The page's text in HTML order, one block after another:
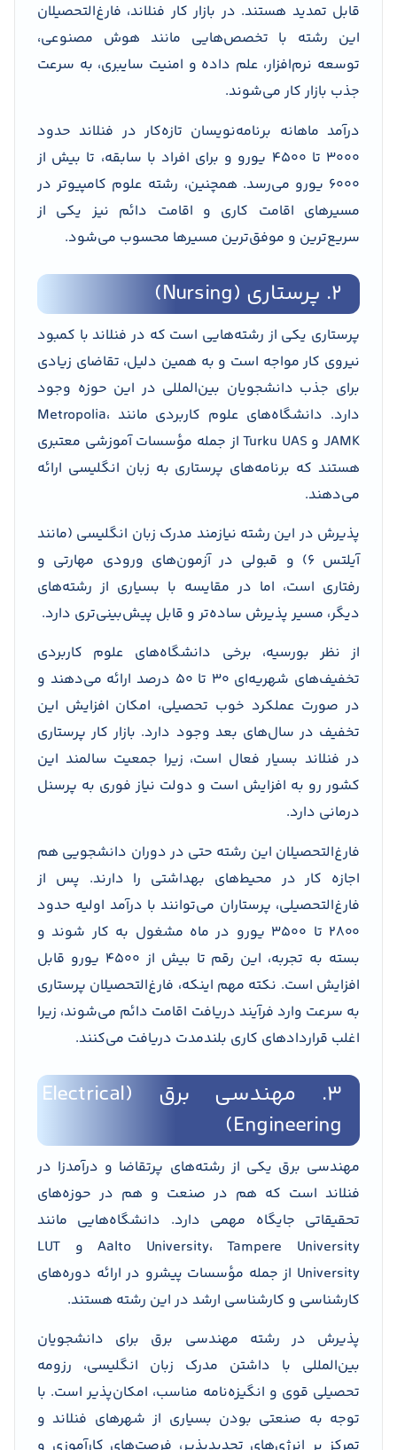
قابل تمدید هستند. در بازار کار فنلاند، فارغ‌التحصیلان
این رشته با تخصص‌هایی مانند هوش مصنوعی،
توسعه نرم‌افزار، علم داده و امنیت سایبری، به سرعت
جذب بازار کار می‌شوند.
درآمد ماهانه برنامه‌نویسان تازه‌کار در فنلاند حدود
۳۰۰۰ تا ۴۵۰۰ یورو و برای افراد با سابقه، تا بیش از
۶۰۰۰ یورو می‌رسد. همچنین، رشته علوم کامپیوتر در
مسیرهای اقامت کاری و اقامت دائم نیز یکی از
سریع‌ترین و موفق‌ترین مسیرها محسوب می‌شود.
2. پرستاری (Nursing)
پرستاری یکی از رشته‌هایی است که در فنلاند با کمبود
نیروی کار مواجه است و به همین دلیل، تقاضای زیادی
برای جذب دانشجویان بین‌المللی در این حوزه وجود
دارد. دانشگاه‌های علوم کاربردی مانند Metropolia،
JAMK و Turku UAS از جمله مؤسسات آموزشی معتبری
هستند که برنامه‌های پرستاری به زبان انگلیسی ارائه
می‌دهند.
پذیرش در این رشته نیازمند مدرک زبان انگلیسی (مانند
آیلتس ۶) و قبولی در آزمون‌های ورودی مهارتی و
رفتاری است، اما در مقایسه با بسیاری از رشته‌های
دیگر، مسیر پذیرش ساده‌تر و قابل پیش‌بینی‌تری دارد.
از نظر بورسیه، برخی دانشگاه‌های علوم کاربردی
تخفیف‌های شهریه‌ای ۳۰ تا ۵۰ درصد ارائه می‌دهند و
در صورت عملکرد خوب تحصیلی، امکان افزایش این
تخفیف در سال‌های بعد وجود دارد. بازار کار پرستاری
در فنلاند بسیار فعال است، زیرا جمعیت سالمند این
کشور رو به افزایش است و دولت نیاز فوری به پرسنل
درمانی دارد.
فارغ‌التحصیلان این رشته حتی در دوران دانشجویی هم
اجازه کار در محیط‌های بهداشتی را دارند. پس از
فارغ‌التحصیلی، پرستاران می‌توانند با درآمد اولیه حدود
۲۸۰۰ تا ۳۵۰۰ یورو در ماه مشغول به کار شوند و
بسته به تجربه، این رقم تا بیش از ۴۵۰۰ یورو قابل
افزایش است. نکته مهم اینکه، فارغ‌التحصیلان پرستاری
به سرعت وارد فرآیند دریافت اقامت دائم می‌شوند، زیرا
اغلب قراردادهای کاری بلندمدت دریافت می‌کنند.
3. مهندسی برق (Electrical
Engineering)
مهندسی برق یکی از رشته‌های پرتقاضا و درآمدزا در
فنلاند است که هم در صنعت و هم در حوزه‌های
تحقیقاتی جایگاه مهمی دارد. دانشگاه‌هایی مانند
Aalto University، Tampere University و LUT
University از جمله مؤسسات پیشرو در ارائه دوره‌های
کارشناسی و کارشناسی ارشد در این رشته هستند.
پذیرش در رشته مهندسی برق برای دانشجویان
بین‌المللی با داشتن مدرک زبان انگلیسی، رزومه
تحصیلی قوی و انگیزه‌نامه مناسب، امکان‌پذیر است. با
توجه به صنعتی بودن بسیاری از شهرهای فنلاند و